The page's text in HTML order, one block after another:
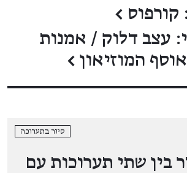
קורפוס ←
עצב דלוק / אמנות
המוזיאון ←
סיור בתערוכה
בין שתי תערוכות עם